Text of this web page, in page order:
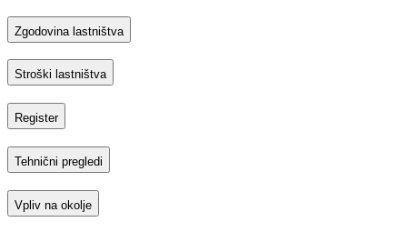
Zgodovina lastništva
Stroški lastništva
Register
Tehnični pregledi
Vpliv na okolje